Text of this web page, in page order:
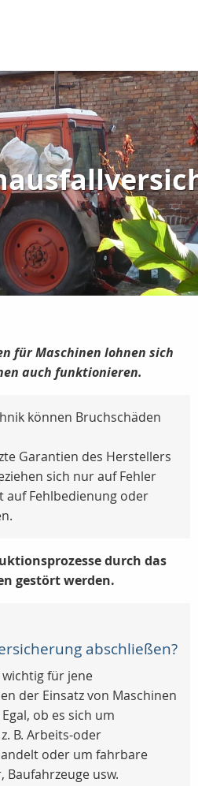
für Maschinen lohnen sich
auch funktionieren.
können Bruchschäden
Garantien des Herstellers
sich nur auf Fehler
auf Fehlbedienung oder
durch das
gestört werden.
abschließen?
für jene
der Einsatz von Maschinen
ob es sich um
B. Arbeits-oder
oder um fahrbare
Baufahrzeuge usw.